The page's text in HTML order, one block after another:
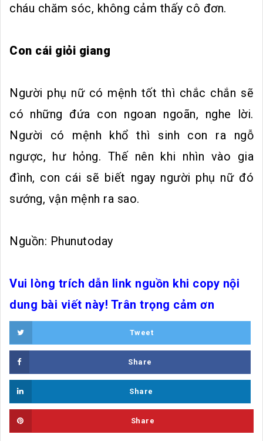
cháu chăm sóc, không cảm thấy cô đơn.
Con cái giỏi giang
Người phụ nữ có mệnh tốt thì chắc chắn sẽ
có những đứa con ngoan ngoãn, nghe lời.
Người có mệnh khổ thì sinh con ra ngỗ
ngược, hư hỏng. Thế nên khi nhìn vào gia
đình, con cái sẽ biết ngay người phụ nữ đó
sướng, vận mệnh ra sao.
Nguồn: Phunutoday
Vui lòng trích dẫn link nguồn khi copy nội
dung bài viết này! Trân trọng cảm ơn
Tweet
Share
Share
Share